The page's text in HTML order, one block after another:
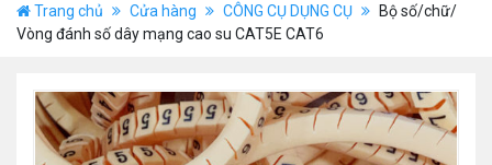
Trang chủ Cửa hàng CÔNG CỤ DỤNG CỤ
Bộ số/chữ/
Vòng đánh số dây mạng cao su CAT5E CAT6